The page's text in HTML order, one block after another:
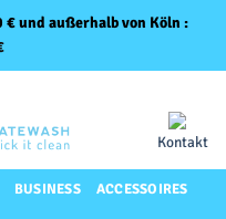
und außerhalb von Köln :
Kontakt
BUSINESS ACCESSOIRES